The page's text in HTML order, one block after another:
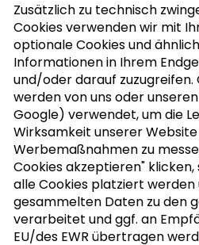
NUSSLETTER
MEIN
Zusätzlich zu technisch
Cookies verwenden wir mit
optionale Cookies und
Informationen in Ihrem
und/oder darauf zuzugreifen.
werden von uns oder
Google) verwendet, um die
Wirksamkeit unserer
Werbemaßnahmen zu
Cookies akzeptieren" klicken,
alle Cookies platziert werden
gesammelten Daten zu den
verarbeitet und ggf. an
EU/des EWR übertragen